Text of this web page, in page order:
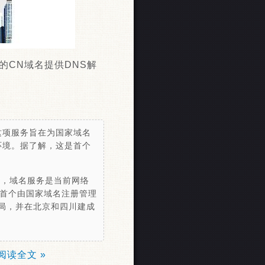
CN域名提供DNS解
服务旨在为国家域名
。据了解，这是首个
域名服务是当前网络
个由国家域名注册管理
，并在北京和四川建成
读全文 »